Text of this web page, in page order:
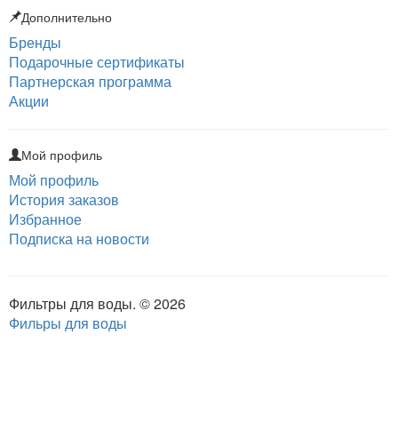
Дополнительно
Бренды
Подарочные сертификаты
Партнерская программа
Акции
Мой профиль
Мой профиль
История заказов
Избранное
Подписка на новости
Фильтры для воды. © 2026
Фильры для воды